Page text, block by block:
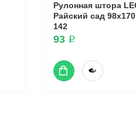
Рулонная штора
Райский сад
142
93 ₽